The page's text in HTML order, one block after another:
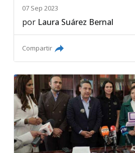
07 Sep 2023
por Laura Suárez Bernal
Compartir